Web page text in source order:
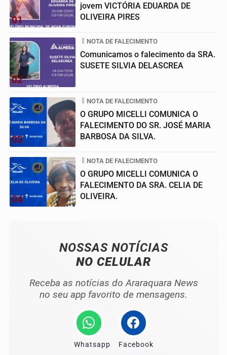
01
jovem VICTÓRIA EDUARDA DE
OLIVEIRA PIRES
02
NOTA DE FALECIMENTO
Comunicamos o falecimento da SRA.
SUSETE SILVIA DELASCREA
03
NOTA DE FALECIMENTO
O GRUPO MICELLI COMUNICA O
FALECIMENTO DO SR. JOSÉ MARIA
BARBOSA DA SILVA.
04
NOTA DE FALECIMENTO
O GRUPO MICELLI COMUNICA O
FALECIMENTO DA SRA. CELIA DE
OLIVEIRA.
NOSSAS NOTÍCIAS
NO CELULAR
Receba as notícias do Araraquara News
no seu app favorito de mensagens.
Whatsapp Facebook